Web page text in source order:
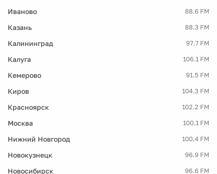
Иваново 88.6 FM
Казань 88.3 FM
Калининград 97.7 FM
Калуга 106.1 FM
Кемерово 91.5 FM
Киров 104.3 FM
Красноярск 102.2 FM
Москва 100.1 FM
Нижний Новгород 100.4 FM
Новокузнецк 96.9 FM
Новосибирск 96.6 FM